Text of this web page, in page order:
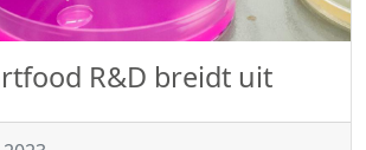
R&D breidt uit